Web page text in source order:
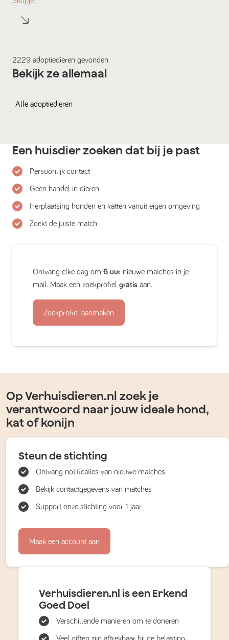
2229 adoptiedieren gevonden
Bekijk ze allemaal
Alle adoptiedieren
Een huisdier zoeken dat bij je past
Persoonlijk contact
Geen handel in dieren
Herplaatsing honden en katten vanuit eigen omgeving
Zoekt de juiste match
Ontvang elke dag om 6 uur nieuwe matches in je
mail. Maak een zoekprofiel gratis aan.
Zoekprofiel aanmaken
Op Verhuisdieren.nl zoek je
verantwoord naar jouw ideale hond,
kat of konijn
Steun de stichting
Ontvang notificaties van nieuwe matches
Bekijk contactgegevens van matches
Support onze stichting voor 1 jaar
Maak een account aan
Verhuisdieren.nl is een Erkend
Goed Doel
Verschillende manieren om te doneren